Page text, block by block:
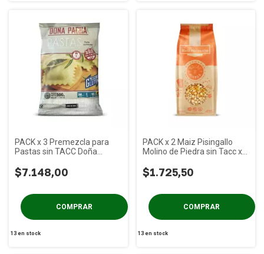
PACK x 3 Premezcla para
Pastas sin TACC Doña
$7.148,00
13en stock
PACK x 2 Maiz Pisingallo
Molino de Piedra sin Tacc x
$1.725,50
13 en stock